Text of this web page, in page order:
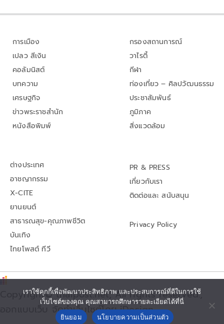
การเมือง
เปลว สีเงิน
คอลัมนิสต์
บทความ
เศรษฐกิจ
ข่าวพระราชสำนัก
หนังสือพิมพ์
กรองสถานการณ์
วาไรตี้
กีฬา
ท่องเที่ยว – ศิลปวัฒนธรรม
ประชาสัมพันธ์
ภูมิภาค
สิ่งแวดล้อม
ต่างประเทศ
อาชญากรรม
X-CITE
ยานยนต์
สาธารณสุข-คุณภาพชีวิต
บันเทิง
ไทยโพสต์ ทีวี
PR & PRESS
เกี่ยวกับเรา
ติดต่อและ สนับสนุน
Privacy Policy
Copyright© thaipost.net, All rights reserved.,
ออกแบบเว็บ จัดทำเว็บไซต์โดย iDesign
เราใช้คุกกี้เพื่อพัฒนาประสิทธิภาพ และประสบการณ์ที่ดีในการใช้
เว็บไซต์ของคุณ คุณสามารถศึกษารายละเอียดได้ที่นี่
ยินยอม
นโยบายความเป็นส่วนตัว